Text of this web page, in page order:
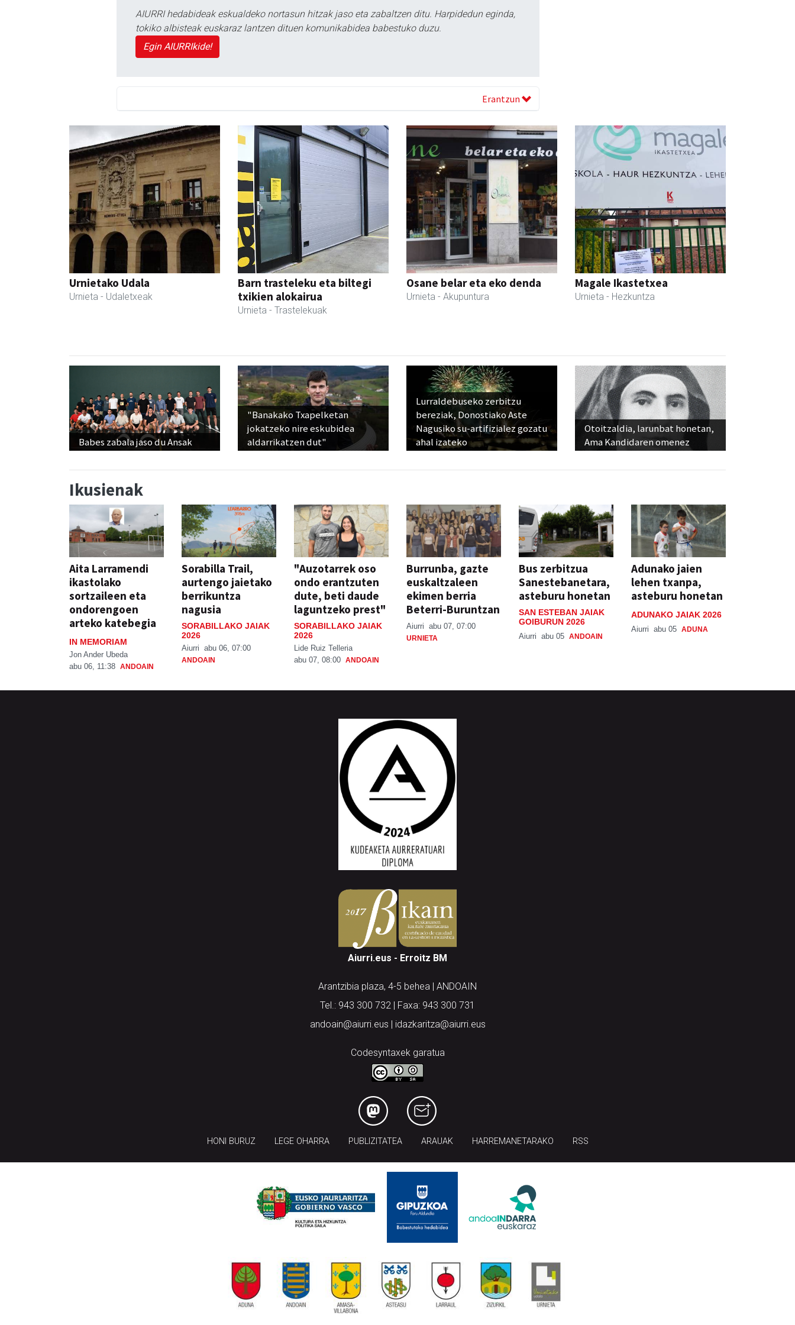
AIURRI hedabideak eskualdeko nortasun hitzak jaso eta zabaltzen ditu. Harpidedun eginda,
tokiko albisteak euskaraz lantzen dituen komunikabidea babestuko duzu.
Egin AIURRIkide!
Erantzun
Urnietako Udala
Urnieta - Udaletxeak
Barn trasteleku eta biltegi
txikien alokairua
Urnieta - Trastelekuak
Osane belar eta eko denda
Urnieta - Akupuntura
Magale Ikastetxea
Urnieta - Hezkuntza
Babes zabala jaso du Ansak
"Banakako Txapelketan
jokatzeko nire eskubidea
aldarrikatzen dut"
Lurraldebuseko zerbitzu
bereziak, Donostiako Aste
Nagusiko su-artifizialez gozatu
ahal izateko
Otoitzaldia, larunbat honetan,
Ama Kandidaren omenez
Ikusienak
Aita Larramendi
ikastolako
sortzaileen eta
ondorengoen
arteko katebegia
IN MEMORIAM
Jon Ander Ubeda
abu 06, 11:38 ANDOAIN
Sorabilla Trail,
aurtengo jaietako
berrikuntza
nagusia
SORABILLAKO JAIAK
2026
Aiurri abu 06, 07:00
ANDOAIN
"Auzotarrek oso
ondo erantzuten
dute, beti daude
laguntzeko prest"
SORABILLAKO JAIAK
2026
Lide Ruiz Telleria
abu 07, 08:00 ANDOAIN
Burrunba, gazte
euskaltzaleen
ekimen berria
Beterri-Buruntzan
Aiurri abu 07, 07:00
URNIETA
Bus zerbitzua
Sanestebanetara,
asteburu honetan
SAN ESTEBAN JAIAK
GOIBURUN 2026
Aiurri abu 05 ANDOAIN
Adunako jaien
lehen txanpa,
asteburu honetan
ADUNAKO JAIAK 2026
Aiurri abu 05 ADUNA
Aiurri.eus - Erroitz BM
Arantzibia plaza, 4-5 behea | ANDOAIN
Tel.: 943 300 732 | Faxa: 943 300 731
andoain@aiurri.eus | idazkaritza@aiurri.eus
Codesyntaxek garatua
HONI BURUZ LEGE OHARRA PUBLIZITATEA ARAUAK HARREMANETARAKO RSS